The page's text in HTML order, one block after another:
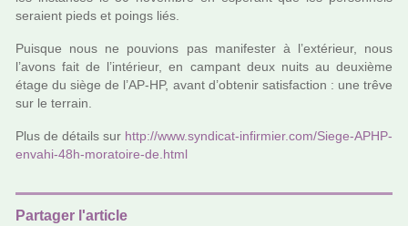
seraient pieds et poings liés.
Puisque nous ne pou­vions pas mani­fes­ter à l’exté­rieur, nous
l’avons fait de l’inté­rieur, en cam­pant deux nuits au deuxième
étage du siège de l’AP-HP, avant d’obte­nir satis­fac­tion : une trêve
sur le ter­rain.
Plus de détails sur http://www.syn­di­cat-infir­mier.com/Siege-APHP-
envahi-48h-mora­toire-de.html
Partager l'article